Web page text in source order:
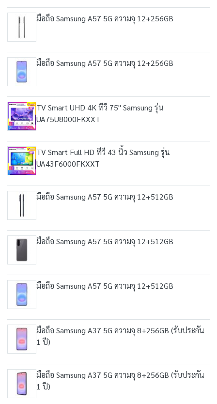
มือถือ Samsung A57 5G ความจุ 12+256GB
มือถือ Samsung A57 5G ความจุ 12+256GB
TV Smart UHD 4K ทีวี 75" Samsung รุ่น
UA75U8000FKXXT
TV Smart Full HD ทีวี 43 นิ้ว Samsung รุ่น
UA43F6000FKXXT
มือถือ Samsung A57 5G ความจุ 12+512GB
มือถือ Samsung A57 5G ความจุ 12+512GB
มือถือ Samsung A57 5G ความจุ 12+512GB
มือถือ Samsung A37 5G ความจุ 8+256GB (รับประกัน
1 ปี)
มือถือ Samsung A37 5G ความจุ 8+256GB (รับประกัน
1 ปี)